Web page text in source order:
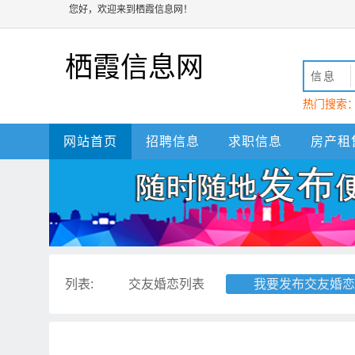
您好，欢迎来到栖霞信息网！
栖霞信息网 信息
热门搜索
动 栖霞
网站首页 招聘信息 求职信息 房产租
列表: 交友婚恋列表 我要发布交友婚